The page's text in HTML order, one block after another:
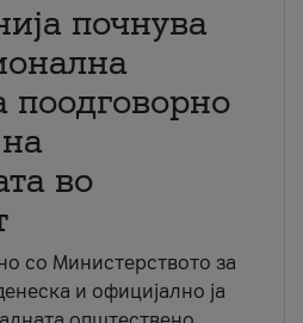
почнува
во
со Министерството за
и официјално ја